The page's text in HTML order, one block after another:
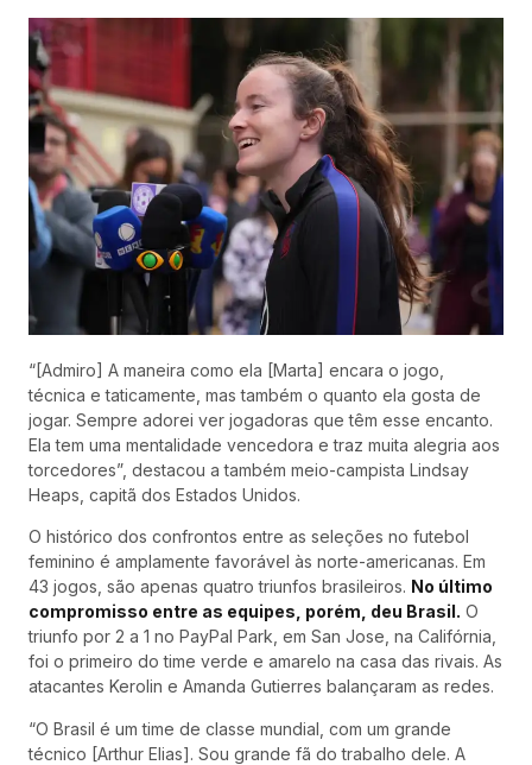
“[Admiro] A maneira como ela [Marta] encara o jogo,
técnica e taticamente, mas também o quanto ela gosta de
jogar. Sempre adorei ver jogadoras que têm esse encanto.
Ela tem uma mentalidade vencedora e traz muita alegria aos
torcedores”, destacou a também meio-campista Lindsay
Heaps, capitã dos Estados Unidos.
O histórico dos confrontos entre as seleções no futebol
feminino é amplamente favorável às norte-americanas. Em
43 jogos, são apenas quatro triunfos brasileiros. No último
compromisso entre as equipes, porém, deu Brasil. O
triunfo por 2 a 1 no PayPal Park, em San Jose, na Califórnia,
foi o primeiro do time verde e amarelo na casa das rivais. As
atacantes Kerolin e Amanda Gutierres balançaram as redes.
“O Brasil é um time de classe mundial, com um grande
técnico [Arthur Elias]. Sou grande fã do trabalho dele. A